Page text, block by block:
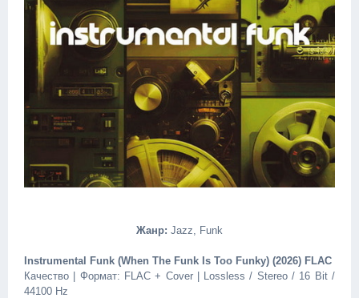
Жанр: Jazz, Funk
Instrumental Funk (When The Funk Is Too Funky) (2026) FLAC
Качество | Формат: FLAC + Cover | Lossless / Stereo / 16 Bit /
44100 Hz